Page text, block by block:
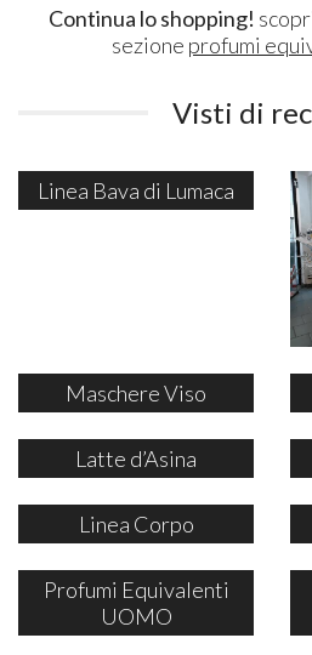
Continua lo shopping!
sezione profumi
Visti di
Linea Bava di Lumaca
Maschere Viso
Latte d’Asina
Linea Corpo
Profumi Equivalenti
UOMO